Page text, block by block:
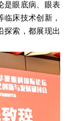
眼底病、眼表
床技术创新，
探索，都展现出